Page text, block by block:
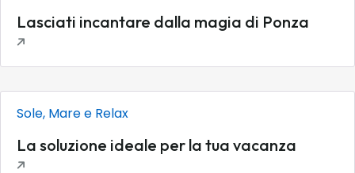
Lasciati incantare dalla magia di Ponza
Sole, Mare e Relax
La soluzione ideale per la tua vacanza